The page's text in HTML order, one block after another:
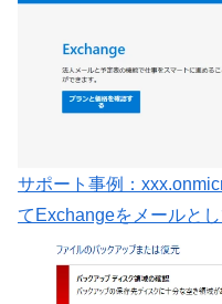
サポート事例：
てExchangeをメールと